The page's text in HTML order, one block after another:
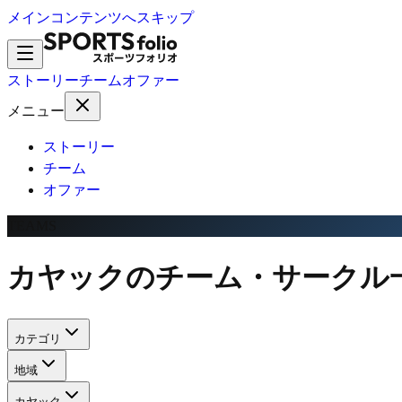
メインコンテンツへスキップ
ストーリーチームオファー
メニュー
ストーリー
チーム
オファー
カヤックのチーム・サークル
カテゴリ
地域